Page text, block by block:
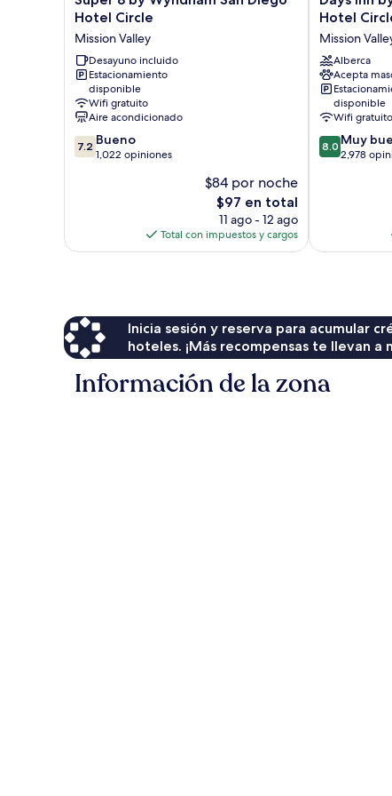
8
Wyndham
San
Diego
Hotel
Circle
Mission
Valley
Hotel Circle
Mission Valley
Desayuno incluido
Estacionamiento
disponible
Wifi gratuito
Aire acondicionado
7.2
de
7.2 Bueno
1,022 opiniones
$84 por noche
El
precio
actual
es
$97 en total
11 ago - 12 ago
Total con impuestos y cargos
Inn
Wyndham
San
Diego
Hotel
Circle
Mission
Valley
Hotel
Mission
Alberca
Acepta
disponible
Wifi gratuito
8.0
de
8.0 Muy
2,978
Inicia sesión y reserva para acumular
hoteles. ¡Más recompensas te llevan a
Información de la zona